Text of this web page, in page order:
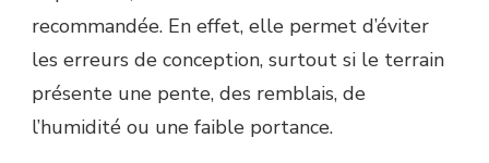
recommandée. En effet, elle permet d’éviter
les erreurs de conception, surtout si le terrain
présente une pente, des remblais, de
l’humidité ou une faible portance.